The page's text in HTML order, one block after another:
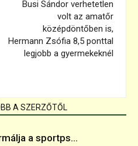
Busi Sándor verhetetlen
volt az amatőr
középdöntőben is,
Hermann Zsófia 8,5 ponttal
legjobb a gyermekeknél
A SZERZŐTŐL
a sportps...